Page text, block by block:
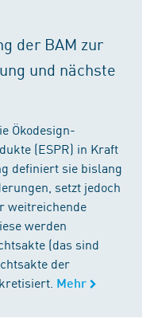
der BAM zur
und nächste
Ökodesign-
(ESPR) in Kraft
definiert sie bislang
setzt jedoch
weitreichende
werden
(das sind
der
Mehr